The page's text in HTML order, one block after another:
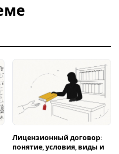
Лицензионный договор:
понятие, условия, виды и